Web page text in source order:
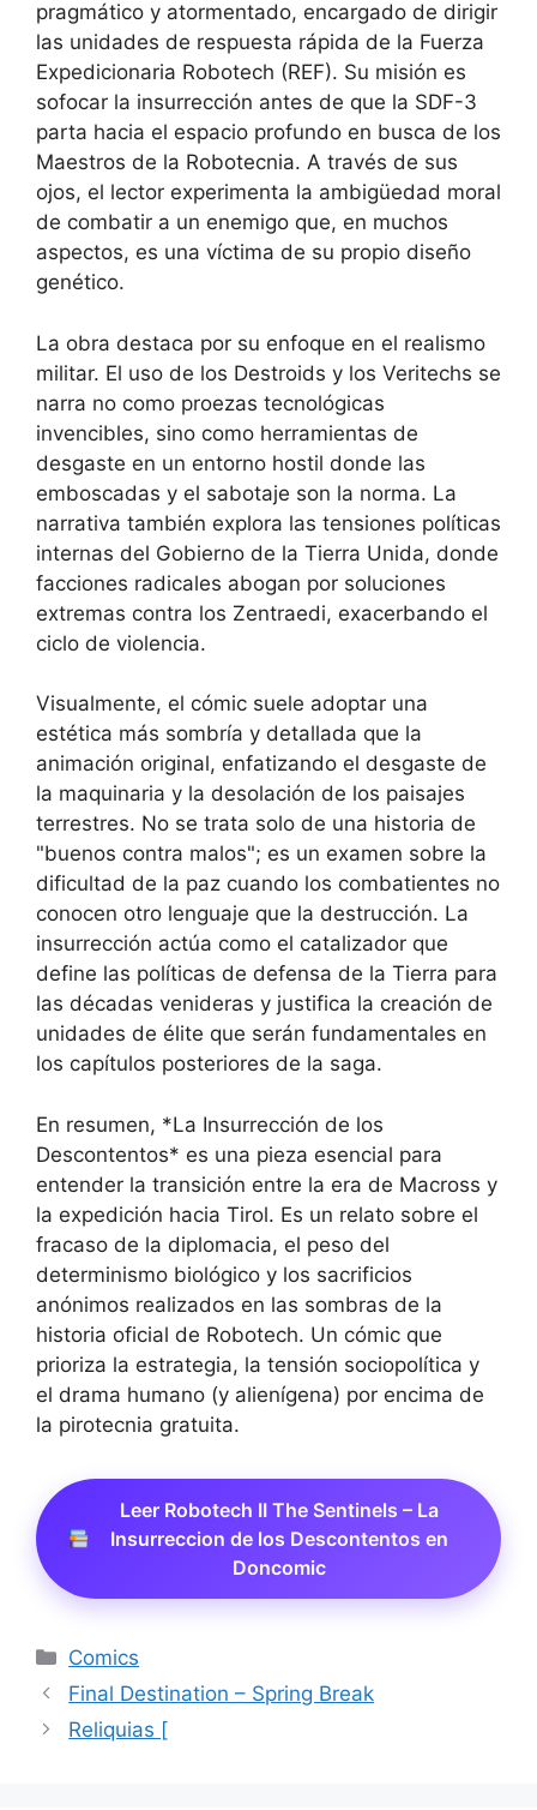
pragmático y atormentado, encargado de dirigir
las unidades de respuesta rápida de la Fuerza
Expedicionaria Robotech (REF). Su misión es
sofocar la insurrección antes de que la SDF-3
parta hacia el espacio profundo en busca de los
Maestros de la Robotecnia. A través de sus
ojos, el lector experimenta la ambigüedad moral
de combatir a un enemigo que, en muchos
aspectos, es una víctima de su propio diseño
genético.
La obra destaca por su enfoque en el realismo
militar. El uso de los Destroids y los Veritechs se
narra no como proezas tecnológicas
invencibles, sino como herramientas de
desgaste en un entorno hostil donde las
emboscadas y el sabotaje son la norma. La
narrativa también explora las tensiones políticas
internas del Gobierno de la Tierra Unida, donde
facciones radicales abogan por soluciones
extremas contra los Zentraedi, exacerbando el
ciclo de violencia.
Visualmente, el cómic suele adoptar una
estética más sombría y detallada que la
animación original, enfatizando el desgaste de
la maquinaria y la desolación de los paisajes
terrestres. No se trata solo de una historia de
"buenos contra malos"; es un examen sobre la
dificultad de la paz cuando los combatientes no
conocen otro lenguaje que la destrucción. La
insurrección actúa como el catalizador que
define las políticas de defensa de la Tierra para
las décadas venideras y justifica la creación de
unidades de élite que serán fundamentales en
los capítulos posteriores de la saga.
En resumen, *La Insurrección de los
Descontentos* es una pieza esencial para
entender la transición entre la era de Macross y
la expedición hacia Tirol. Es un relato sobre el
fracaso de la diplomacia, el peso del
determinismo biológico y los sacrificios
anónimos realizados en las sombras de la
historia oficial de Robotech. Un cómic que
prioriza la estrategia, la tensión sociopolítica y
el drama humano (y alienígena) por encima de
la pirotecnia gratuita.
Leer Robotech II The Sentinels – La
Insurreccion de los Descontentos en
Doncomic
Categorías
Comics
Final Destination – Spring Break
Reliquias [